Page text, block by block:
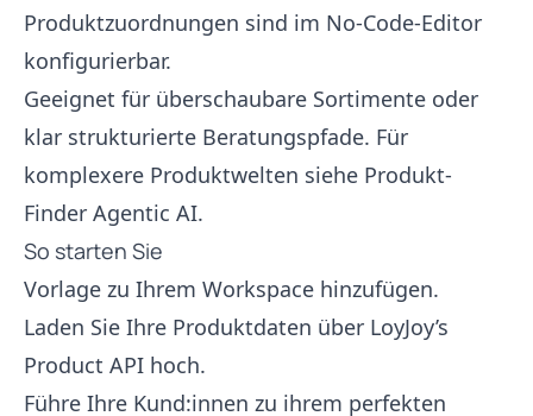
Produktzuordnungen sind im No-Code-Editor
konfigurierbar.
Geeignet für überschaubare Sortimente oder
klar strukturierte Beratungspfade. Für
komplexere Produktwelten siehe Produkt-
Finder Agentic AI.
So starten Sie
Vorlage zu Ihrem Workspace hinzufügen.
Laden Sie Ihre Produktdaten über LoyJoy’s
Product API hoch.
Führe Ihre Kund:innen zu ihrem perfekten